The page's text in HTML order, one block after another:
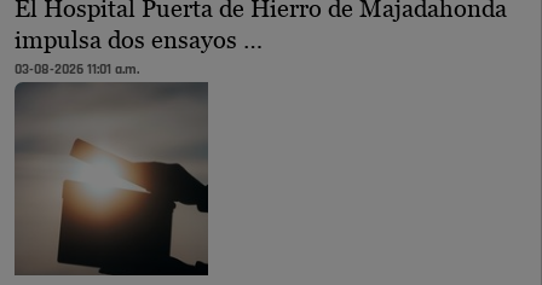
El Hospital Puerta de Hierro de Majadahonda
impulsa dos ensayos …
03-08-2026 11:01 a.m.